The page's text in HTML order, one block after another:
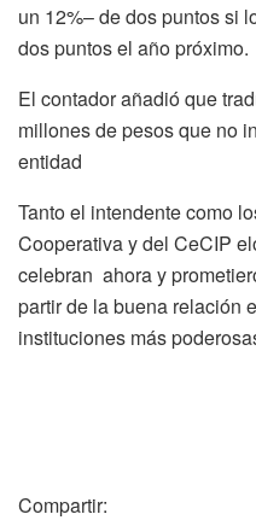
un 12%– de dos puntos si
dos puntos el año próximo.
El contador añadió que
millones de pesos que no
entidad
Tanto el intendente como
Cooperativa y del CeCIP
celebran ahora y
partir de la buena relación
instituciones más
Compartir: